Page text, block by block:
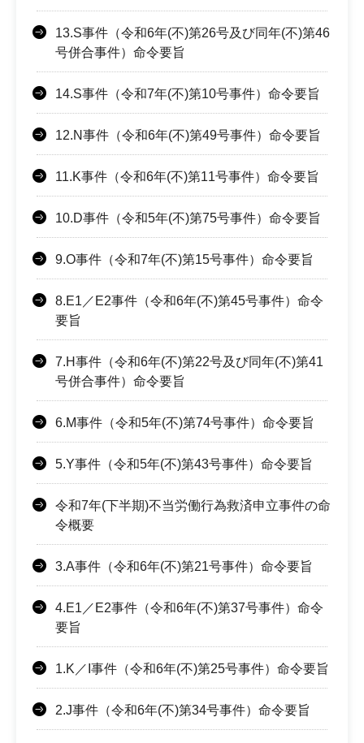
13.S事件（令和6年(不)第26号及び同年(不)第46
号併合事件）命令要旨
14.S事件（令和7年(不)第10号事件）命令要旨
12.N事件（令和6年(不)第49号事件）命令要旨
11.K事件（令和6年(不)第11号事件）命令要旨
10.D事件（令和5年(不)第75号事件）命令要旨
9.O事件（令和7年(不)第15号事件）命令要旨
8.E1／E2事件（令和6年(不)第45号事件）命令
要旨
7.H事件（令和6年(不)第22号及び同年(不)第41
号併合事件）命令要旨
6.M事件（令和5年(不)第74号事件）命令要旨
5.Y事件（令和5年(不)第43号事件）命令要旨
令和7年(下半期)不当労働行為救済申立事件の命
令概要
3.A事件（令和6年(不)第21号事件）命令要旨
4.E1／E2事件（令和6年(不)第37号事件）命令
要旨
1.K／I事件（令和6年(不)第25号事件）命令要旨
2.J事件（令和6年(不)第34号事件）命令要旨